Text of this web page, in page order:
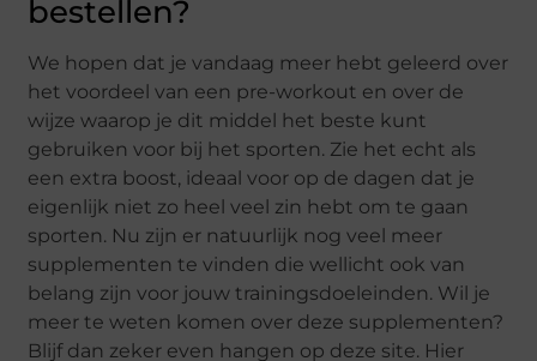
bestellen?
We hopen dat je vandaag meer hebt geleerd over
het voordeel van een pre-workout en over de
wijze waarop je dit middel het beste kunt
gebruiken voor bij het sporten. Zie het echt als
een extra boost, ideaal voor op de dagen dat je
eigenlijk niet zo heel veel zin hebt om te gaan
sporten. Nu zijn er natuurlijk nog veel meer
supplementen te vinden die wellicht ook van
belang zijn voor jouw trainingsdoeleinden. Wil je
meer te weten komen over deze supplementen?
Blijf dan zeker even hangen op deze site. Hier